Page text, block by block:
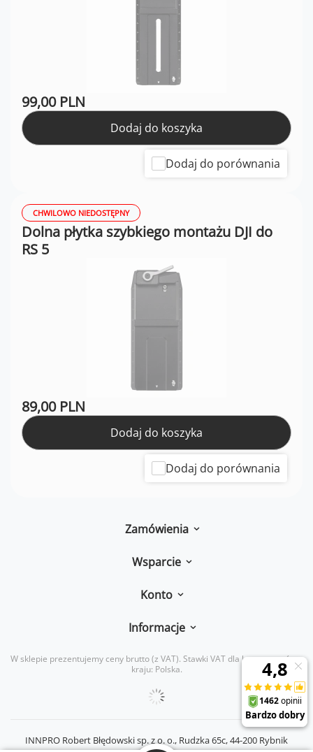
99,00 PLN
Dodaj do koszyka
Dodaj do porównania
CHWILOWO NIEDOSTĘPNY
Dolna płytka szybkiego montażu DJI do
RS 5
89,00 PLN
Dodaj do koszyka
Dodaj do porównania
Zamówienia
Wsparcie
Konto
Informacje
W sklepie prezentujemy ceny brutto (z VAT). Stawki VAT dla konsumentów z
kraju: Polska.
INNPRO Robert Błędowski sp. z o. o., Rudzka 65c,44-200 Rybnik